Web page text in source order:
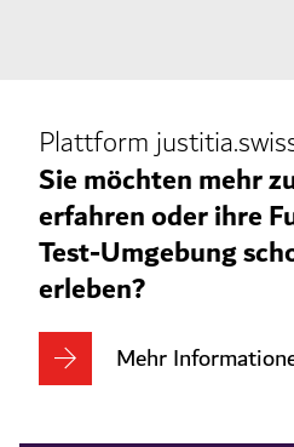
Plattform
Sie möchten mehr
erfahren oder ihre
Test-Umgebung
erleben?
Mehr